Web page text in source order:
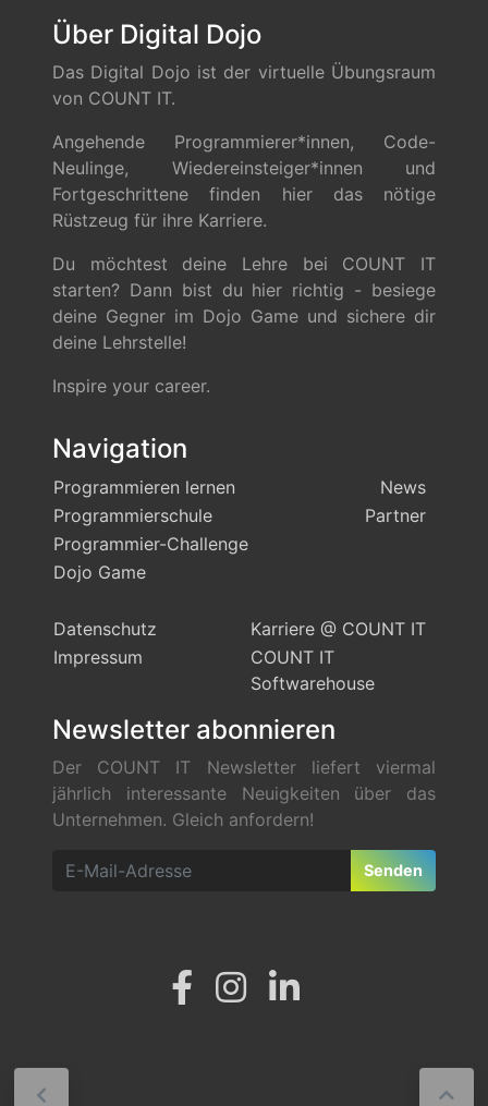
Über Digital Dojo
Das Digital Dojo ist der virtuelle Übungsraum
von COUNT IT.
Angehende Programmierer*innen, Code-
Neulinge, Wiedereinsteiger*innen und
Fortgeschrittene finden hier das nötige
Rüstzeug für ihre Karriere.
Du möchtest deine Lehre bei COUNT IT
starten? Dann bist du hier richtig - besiege
deine Gegner im Dojo Game und sichere dir
deine Lehrstelle!
Inspire your career.
Navigation
Programmieren lernen
News
Programmierschule
Partner
Programmier-Challenge
Dojo Game
Datenschutz
Karriere @ COUNT IT
Impressum
COUNT IT
Softwarehouse
Newsletter abonnieren
Der COUNT IT Newsletter liefert viermal
jährlich interessante Neuigkeiten über das
Unternehmen. Gleich anfordern!
Senden